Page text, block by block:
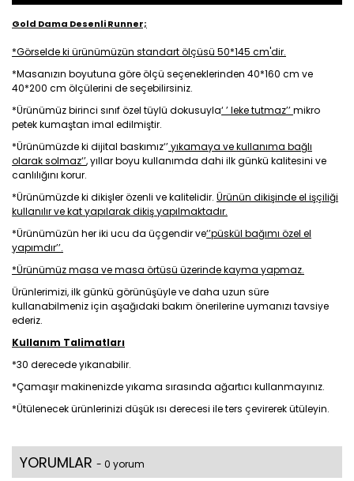
Gold Dama Desenli Runner;
*Görselde ki ürünümüzün standart ölçüsü 50*145 cm'dir.
*Masanızın boyutuna göre ölçü seçeneklerinden 40*160 cm ve
40*200 cm ölçülerini de seçebilirsiniz.
*Ürünümüz birinci sınıf özel tüylü dokusuyla‘ ’ leke tutmaz’’mikro
petek kumaştan imal edilmiştir.
*Ürünümüzde ki dijital baskımız‘’yıkamaya ve kullanıma bağlı
olarak solmaz‘’, yıllar boyu kullanımda dahi ilk günkü kalitesini ve
canlılığını korur.
*Ürünümüzde ki dikişler özenli ve kalitelidir. Ürünün dikişinde el işçiliği
kullanılır ve kat yapılarak dikiş yapılmaktadır.
*Ürünümüzün her iki ucu da üçgendir ve‘’püskül bağımı özel el
yapımdır’’.
*Ürünümüz masa ve masa örtüsü üzerinde kayma yapmaz.
Ürünlerimizi, ilk günkü görünüşüyle ve daha uzun süre
kullanabilmeniz için aşağıdaki bakım önerilerine uymanızı tavsiye
ederiz.
Kullanım Talimatları
*30 derecede yıkanabilir.
*Çamaşır makinenizde yıkama sırasında ağartıcı kullanmayınız.
*Ütülenecek ürünlerinizi düşük ısı derecesi ile ters çevirerek ütüleyin.
YORUMLAR - 0 yorum